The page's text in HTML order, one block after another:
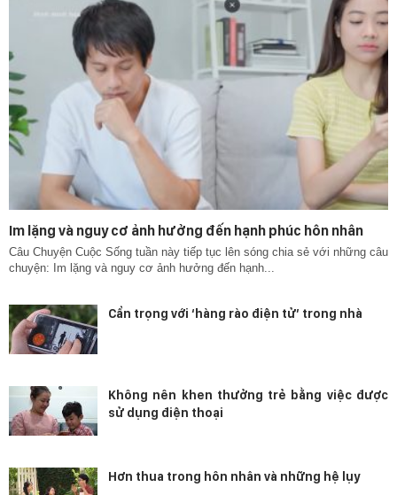
Im lặng và nguy cơ ảnh hưởng đến hạnh phúc hôn nhân
Câu Chuyện Cuộc Sống tuần này tiếp tục lên sóng chia sẻ với những câu
chuyện: Im lặng và nguy cơ ảnh hưởng đến hạnh...
Cẩn trọng với ‘hàng rào điện tử’ trong nhà
Không nên khen thưởng trẻ bằng việc được
sử dụng điện thoại
Hơn thua trong hôn nhân và những hệ lụy